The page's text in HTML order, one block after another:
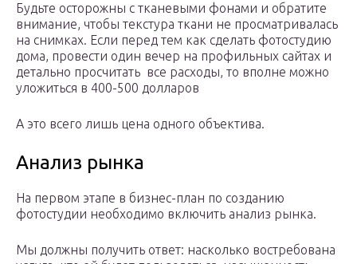
Будьте осторожны с тканевыми фонами и обратите
внимание, чтобы текстура ткани не просматривалась
на снимках. Если перед тем как сделать фотостудию
дома, провести один вечер на профильных сайтах и
детально просчитать все расходы, то вполне можно
уложиться в 400-500 долларов
А это всего лишь цена одного объектива.
Анализ рынка
На первом этапе в бизнес-план по созданию
фотостудии необходимо включить анализ рынка.
Мы должны получить ответ: насколько востребована